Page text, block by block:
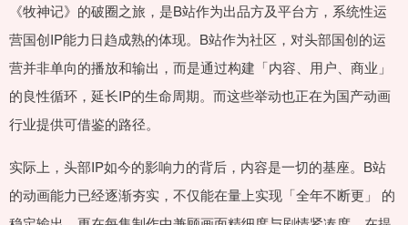
《牧神记》的破圈之旅，是B站作为出品方及平台方，系统性运
营国创IP能力日趋成熟的体现。B站作为社区，对头部国创的运
营并非单向的播放和输出，而是通过构建「内容、用户、商业」
的良性循环，延长IP的生命周期。而这些举动也正在为国产动画
行业提供可借鉴的路径。
实际上，头部IP如今的影响力的背后，内容是一切的基座。B站
的动画能力已经逐渐夯实，不仅能在量上实现「全年不断更」 的